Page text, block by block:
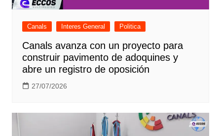
Canals Interes General Politica
Canals avanza con un proyecto para
construir pavimento de adoquines y
abre un registro de oposición
27/07/2026